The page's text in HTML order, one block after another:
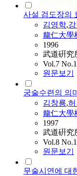
사설 검도장의
김영학,
龍仁大學
1996
武道硏究
Vol.7 No.1
원문보기
궁술수련의 의미
김창룡,
龍仁大學
1997
武道硏究
Vol.8 No.1
원문보기
무술시연에 대